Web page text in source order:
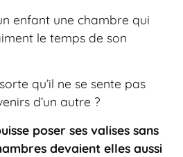
enfant une chambre qui
le temps de son
qu’il ne se sente pas
d’un autre ?
poser ses valises sans
devaient elles aussi